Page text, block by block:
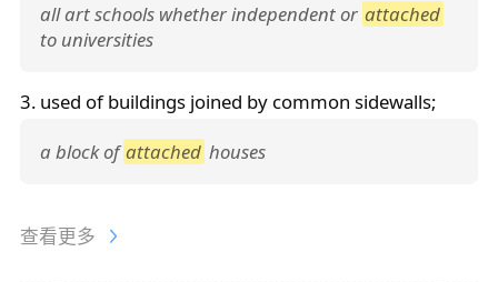
all art schools whether independent or attached
to universities
3. used of buildings joined by common sidewalls;
a block ofattached houses
查看更多